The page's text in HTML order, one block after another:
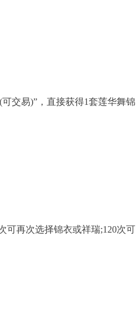
交易)”，直接获得1套莲华舞锦
可再次选择锦衣或祥瑞;120次可